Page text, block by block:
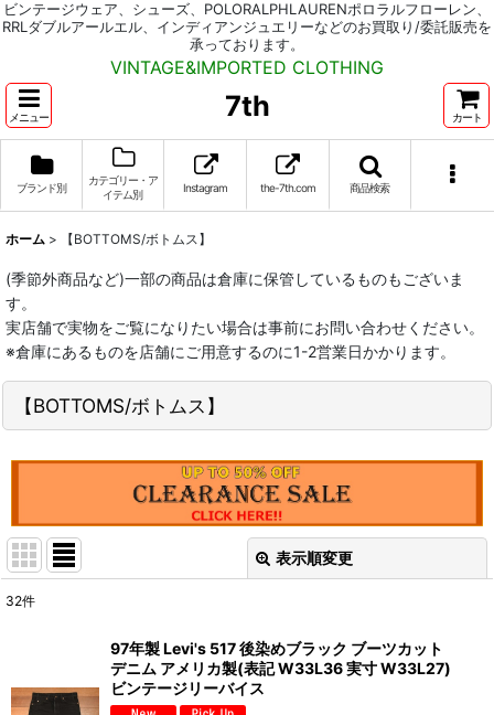
ビンテージウェア、シューズ、POLORALPHLAURENポロラルフローレン、
RRLダブルアールエル、インディアンジュエリーなどのお買取り/委託販売を
承っております。
VINTAGE&IMPORTED CLOTHING
メニュー 7th カート
ブランド別
カテゴリー・ア
イテム別
Instagram the-7th.com 商品検索
ホーム > 【BOTTOMS/ボトムス】
(季節外商品など)一部の商品は倉庫に保管しているものもございま
す。
実店舗で実物をご覧になりたい場合は事前にお問い合わせください。
※倉庫にあるものを店舗にご用意するのに1-2営業日かかります。
【BOTTOMS/ボトムス】
表示順変更
32件
97年製 Levi's 517 後染めブラック ブーツカット
デニム アメリカ製(表記 W33L36 実寸 W33L27)
ビンテージリーバイス